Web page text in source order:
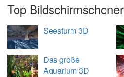
Top Bildschirmschoner
Seesturm 3D
Das große
Aquarium 3D